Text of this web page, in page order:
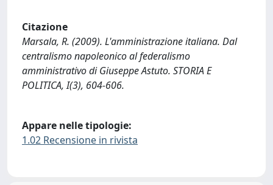
Citazione
Marsala, R. (2009). L'amministrazione italiana. Dal
centralismo napoleonico al federalismo
amministrativo di Giuseppe Astuto. STORIA E
POLITICA, I(3), 604-606.
Appare nelle tipologie:
1.02 Recensione in rivista